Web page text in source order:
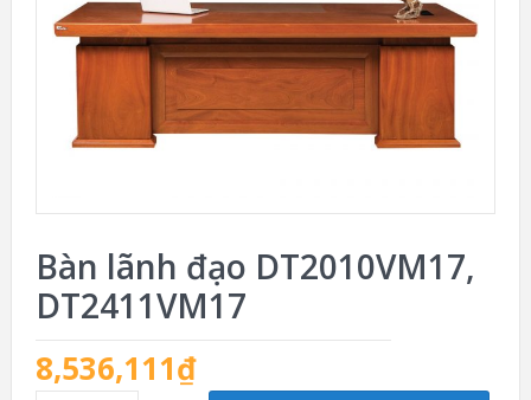
Bàn lãnh đạo DT2010VM17,
DT2411VM17
8,536,111₫